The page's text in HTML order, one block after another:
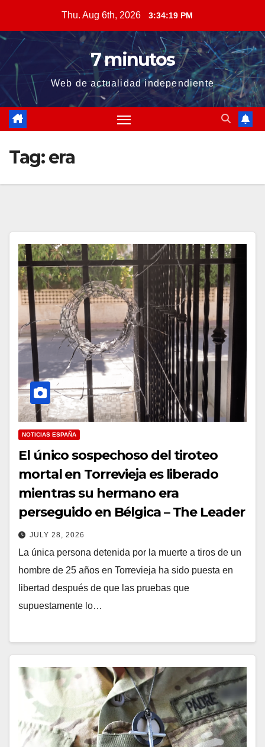
content
Thu. Aug 6th, 2026 3:34:20 PM
7 minutos
Web de actualidad independiente
Tag:era
NOTICIAS ESPAÑA
El único sospechoso del tiroteo
mortal en Torrevieja es liberado
mientras su hermano era
perseguido en Bélgica – The Leader
JULY 28, 2026
La única persona detenida por la muerte a tiros de un
hombre de 25 años en Torrevieja ha sido puesta en
libertad después de que las pruebas que
supuestamente lo…